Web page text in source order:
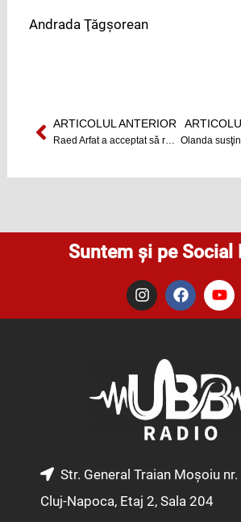
Andrada Ţăgşorean
Prev
ARTICOLUL ANTERIOR
Raed Arfat a acceptat să revină în Ministerul Sănătății
Suntem și pe Social
I
n
s
m
F
a
c
o
k
Y
o
u
e
Str. General Traian Moșoiu nr.
Cluj-Napoca, Etaj 2, Sala 204